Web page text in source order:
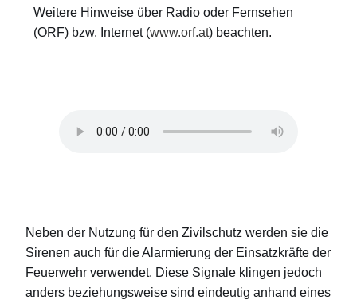
Weitere Hinweise über Radio oder Fernsehen
(ORF) bzw. Internet (www.orf.at) beachten.
Neben der Nutzung für den Zivilschutz werden sie die
Sirenen auch für die Alarmierung der Einsatzkräfte der
Feuerwehr verwendet. Diese Signale klingen jedoch
anders beziehungsweise sind eindeutig anhand eines